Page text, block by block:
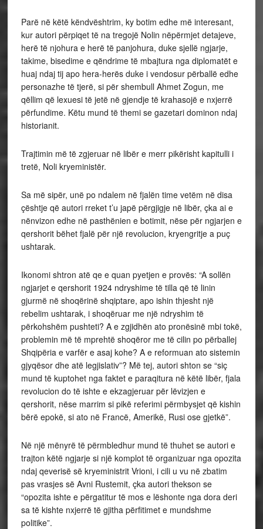
Parë në këtë këndvështrim, ky botim edhe më interesant,
kur autori përpiqet të na tregojë Nolin nëpërmjet detajeve,
herë të njohura e herë të panjohura, duke sjellë ngjarje,
takime, bisedime e qëndrime të mbajtura nga diplomatët e
huaj ndaj tij apo hera-herës duke i vendosur përballë edhe
personazhe të tjerë, si për shembull Ahmet Zogun, me
qëllim që lexuesi të jetë në gjendje të krahasojë e nxjerrë
përfundime. Këtu mund të themi se gazetari dominon ndaj
historianit.
Trajtimin më të zgjeruar në libër e merr pikërisht kapitulli i
tretë, Noli kryeministër.
Sa më sipër, unë po ndalem në fjalën time vetëm në disa
çështje që autori rreket t’u japë përgjigje në libër, çka ai e
nënvizon edhe në pasthënien e botimit, nëse për ngjarjen e
qershorit bëhet fjalë për një revolucion, kryengritje a puç
ushtarak.
Ikonomi shtron atë qe e quan pyetjen e provës: “A sollën
ngjarjet e qershorit 1924 ndryshime të tilla që të linin
gjurmë në shoqërinë shqiptare, apo ishin thjesht një
rebelim ushtarak, i shoqëruar me një ndryshim të
përkohshëm pushteti? A e zgjidhën ato pronësinë mbi tokë,
problemin më të mprehtë shoqëror me të cilin po përballej
Shqipëria e varfër e asaj kohe? A e reformuan ato sistemin
gjyqësor dhe atë legjislativ”? Më tej, autori shton se “siç
mund të kuptohet nga faktet e paraqitura në këtë libër, fjala
revolucion do të ishte e ekzagjeruar për lëvizjen e
qershorit, nëse marrim si pikë referimi përmbysjet që kishin
bërë epokë, si ato në Francë, Amerikë, Rusi ose gjetkë”.
Në një mënyrë të përmbledhur mund të thuhet se autori e
trajton këtë ngjarje si një komplot të organizuar nga opozita
ndaj qeverisë së kryeministrit Vrioni, i cili u vu në zbatim
pas vrasjes së Avni Rustemit, çka autori thekson se
“opozita ishte e përgatitur të mos e lëshonte nga dora deri
sa të kishte nxjerrë të gjitha përfitimet e mundshme
politike”.